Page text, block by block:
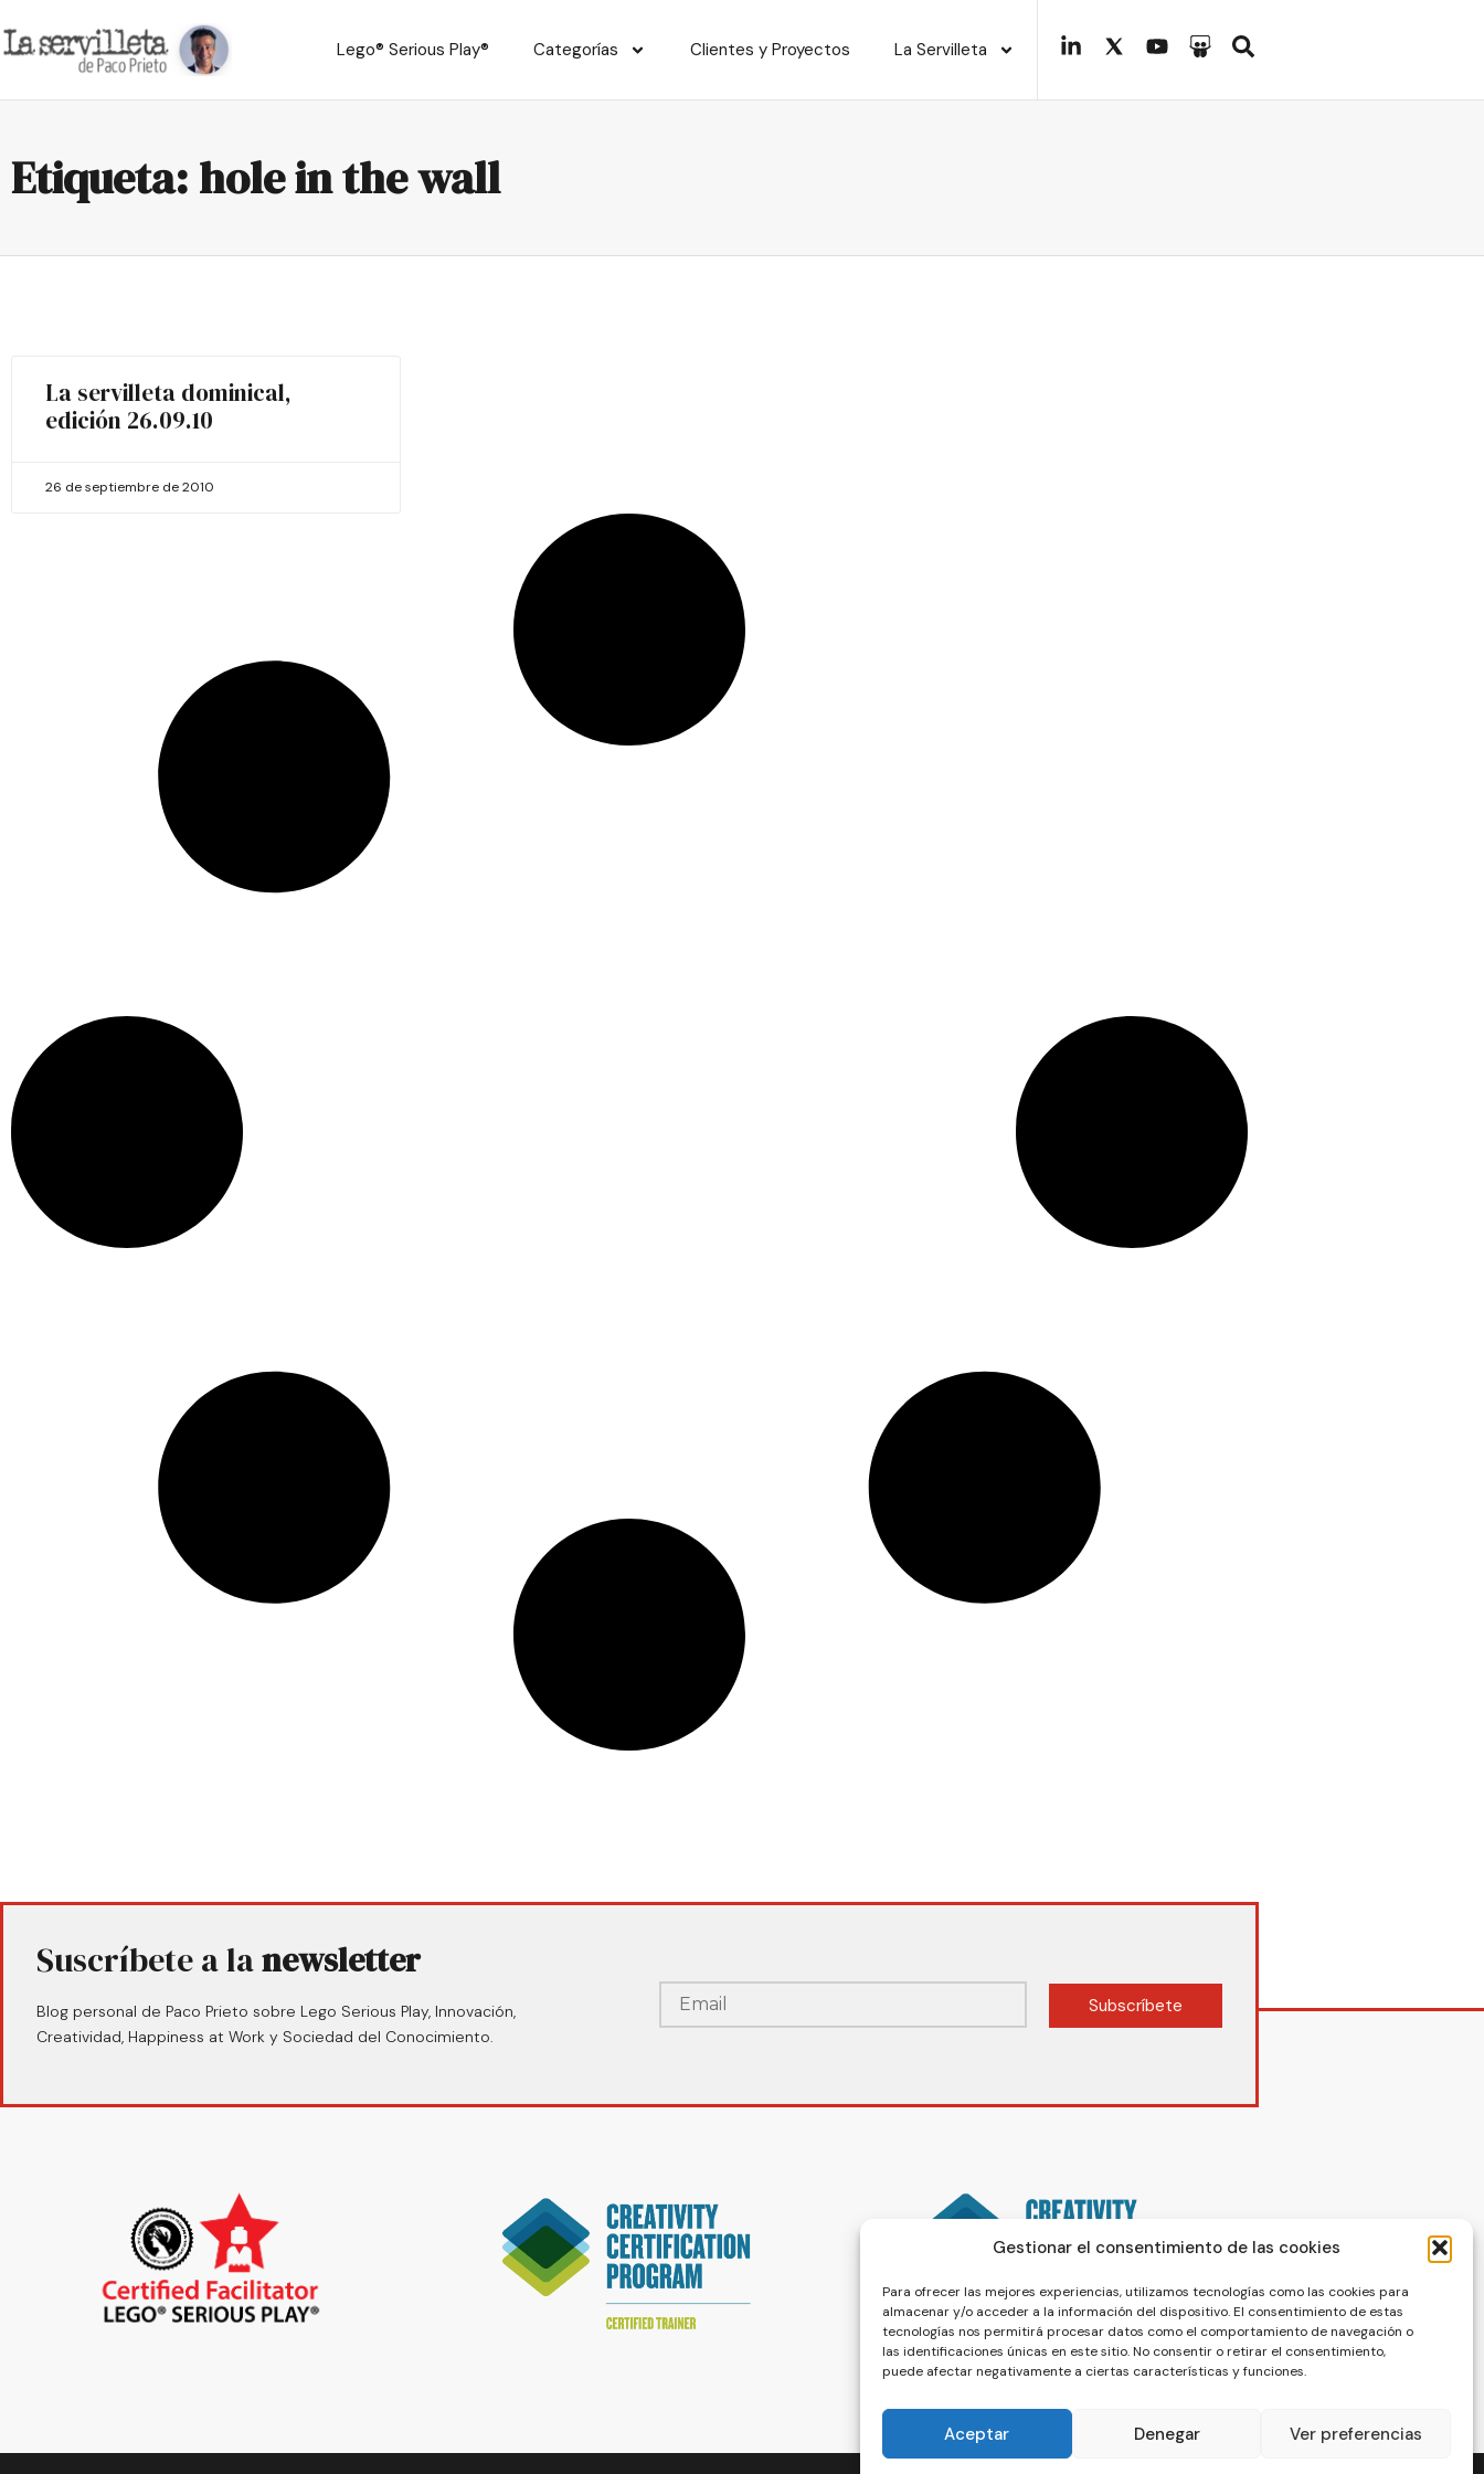
Gestionar el consentimiento de las cookies
Para ofrecer las mejores experiencias, utilizamos tecnologías como las cookies para
almacenar y/o acceder a la información del dispositivo. El consentimiento de estas
tecnologías nos permitirá procesar datos como el comportamiento de navegación o
las identificaciones únicas en este sitio. No consentir o retirar el consentimiento,
puede afectar negativamente a ciertas características y funciones.
Aceptar Denegar Ver preferencias
Lego® Serious Play® Categorías Clientes y Proyectos La Servilleta
Etiqueta: hole in the wall
La servilleta dominical,
edición 26.09.10
26 de septiembre de 2010
Suscríbete a lanewsletter
Blog personal de Paco Prieto sobre Lego Serious Play, Innovación,
Creatividad, Happiness at Work y Sociedad del Conocimiento.
Subscríbete